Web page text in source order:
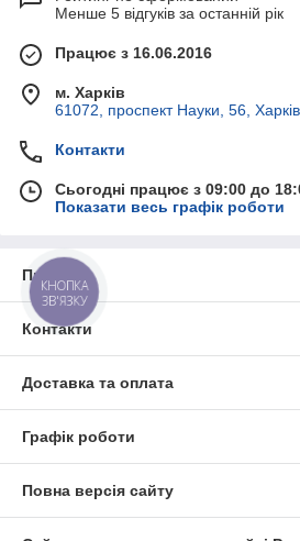
Менше 5 відгуків за останній рік
Працює з 16.06.2016
м. Харків
61072, проспект Науки, 56,
Контакти
Сьогодні працює з 09:00 до
Показати весь графік роботи
Про нас
Контакти
Доставка та оплата
Графік роботи
Повна версія сайту
КНОПКА
ЗВ'ЯЗКУ